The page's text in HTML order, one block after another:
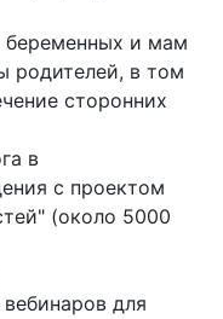
беременных и мам
родителей, в том
сторонних
в
с проектом
(около 5000
для